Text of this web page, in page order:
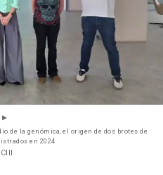
de la genómica, el origen de dos brotes de
en 2024